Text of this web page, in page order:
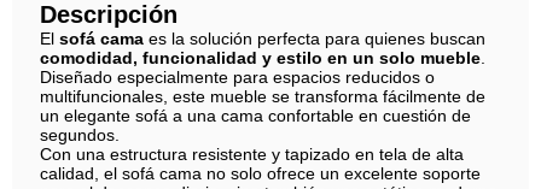
Descripción
El sofá cama es la solución perfecta para quienes buscan
comodidad, funcionalidad y estilo en un solo mueble
Diseñado especialmente para espacios reducidos o
multifuncionales, este mueble se transforma fácilmente de
un elegante sofá a una cama confortable en cuestión de
segundos.
Con una estructura resistente y tapizado en tela de alta
calidad, el sofá cama no solo ofrece un excelente soporte